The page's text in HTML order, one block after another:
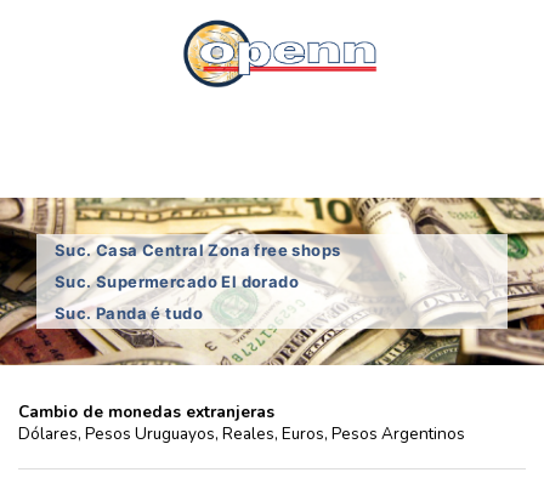
Suc. Casa Central Zona free shops
Suc. Supermercado El dorado
Suc. Panda é tudo
Cambio de monedas extranjeras
Dólares, Pesos Uruguayos, Reales, Euros, Pesos Argentinos